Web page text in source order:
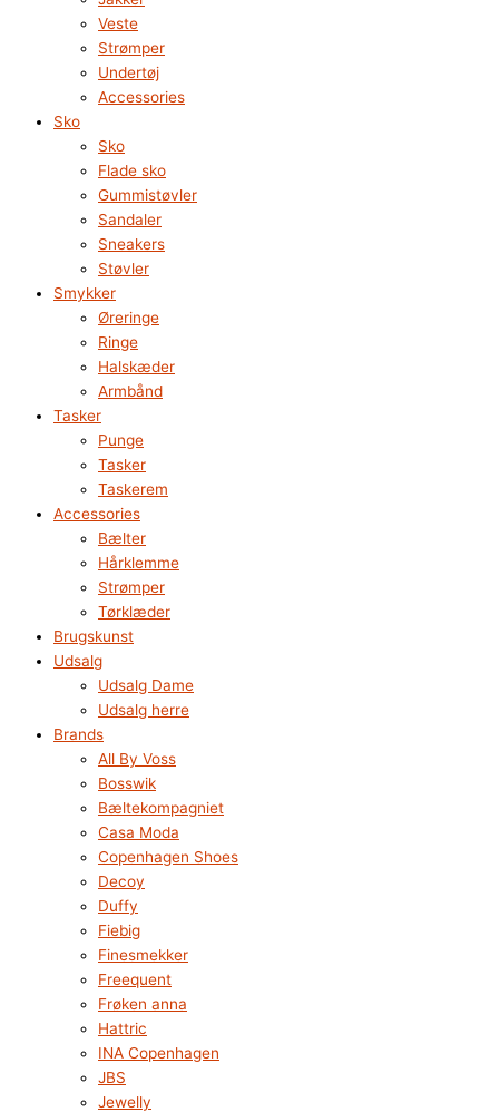
Veste
Strømper
Undertøj
Accessories
Sko
Sko
Flade sko
Gummistøvler
Sandaler
Sneakers
Støvler
Smykker
Øreringe
Ringe
Halskæder
Armbånd
Tasker
Punge
Tasker
Taskerem
Accessories
Bælter
Hårklemme
Strømper
Tørklæder
Brugskunst
Udsalg
Udsalg Dame
Udsalg herre
Brands
All By Voss
Bosswik
Bæltekompagniet
Casa Moda
Copenhagen Shoes
Decoy
Duffy
Fiebig
Finesmekker
Freequent
Frøken anna
Hattric
INA Copenhagen
JBS
Jewelly